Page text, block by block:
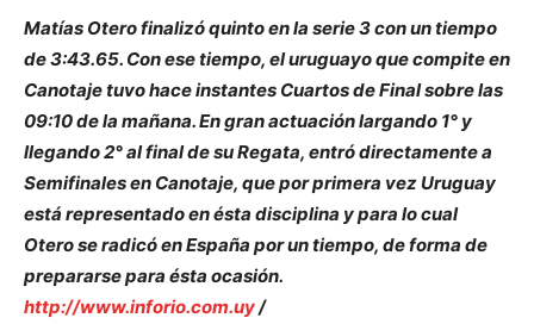
Matías Otero finalizó quinto en la serie 3 con un tiempo
de 3:43.65. Con ese tiempo, el uruguayo que compite en
Canotaje tuvo hace instantes Cuartos de Final sobre las
09:10 de la mañana. En gran actuación largando 1° y
llegando 2° al final de su Regata, entró directamente a
Semifinales en Canotaje, que por primera vez Uruguay
está representado en ésta disciplina y para lo cual
Otero se radicó en España por un tiempo, de forma de
prepararse para ésta ocasión.
http://www.inforio.com.uy/